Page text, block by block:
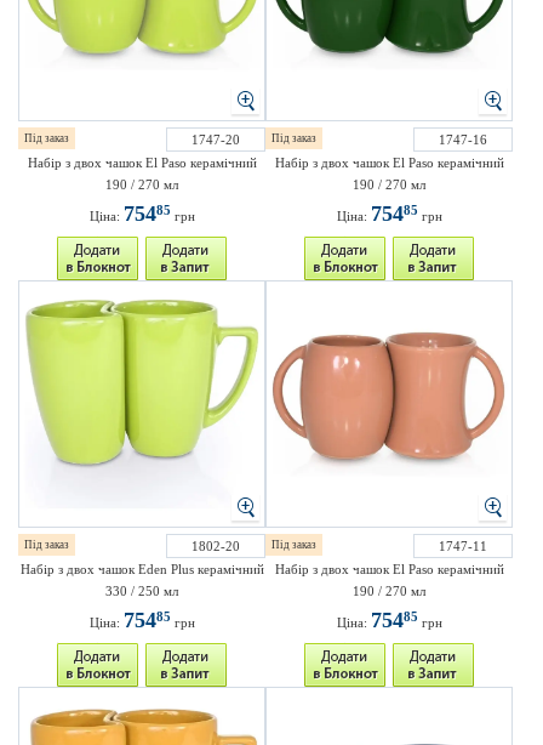
Під заказ
1747-20
Набір з двох чашок El Paso керамічний
190 / 270 мл
Ціна: 75485 грн
Під заказ
1747-16
Набір з двох чашок El Paso керамічний
190 / 270 мл
Ціна: 75485 грн
Під заказ
1802-20
Набір з двох чашок Eden Plus керамічний
330 / 250 мл
Ціна: 75485 грн
Під заказ
1747-11
Набір з двох чашок El Paso керамічний
190 / 270 мл
Ціна: 75485 грн